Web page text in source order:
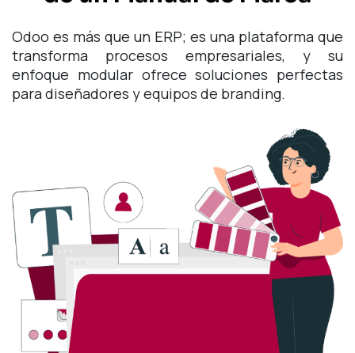
Odoo es más que un ERP; es una plataforma que
transforma procesos empresariales, y su
enfoque modular ofrece soluciones perfectas
para diseñadores y equipos de branding.